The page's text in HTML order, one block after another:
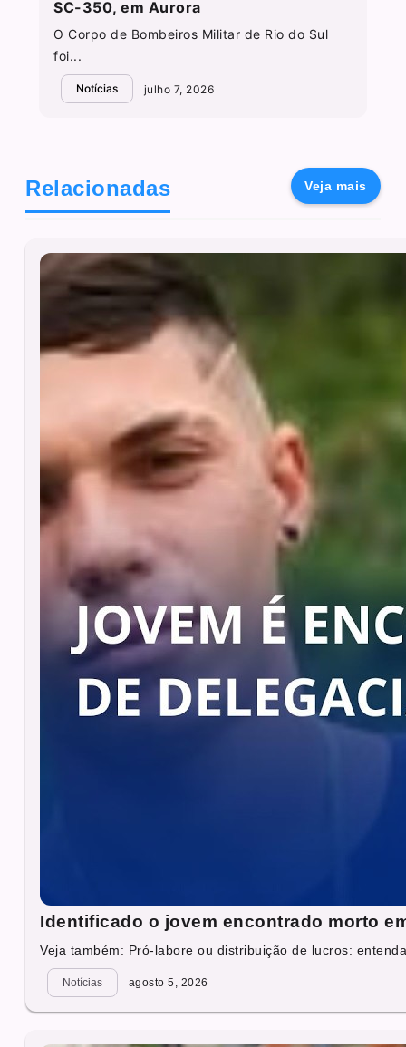
SC-350, em Aurora
O Corpo de Bombeiros Militar de Rio do Sul
foi...
Notícias julho 7, 2026
Relacionadas Veja mais
Identificado o jovem encontrado morto
Veja também: Pró‑labore ou distribuição de lucros:
Notícias agosto 5, 2026